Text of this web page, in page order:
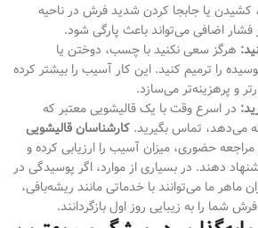
کشیدن یا جابجا کردن شدید فرش در ناحیه
اضافی می‌تواند باعث پارگی شود.
هرگز سعی نکنید با چسب، دوختن یا
را ترمیم کنید. این کار آسیب را بیشتر کرده
و پرهزینه‌تر می‌سازد.
در اسرع وقت با یک قالیشویی معتبر که
می‌دهد، تماس بگیرید. کارشناسان قالیشویی
مراجعه حضوری، میزان آسیب را ارزیابی کرده و
دهند. در بسیاری از موارد، اگر پوسیدگی در
ماهر ما می‌توانند با خدماتی مانند ریشه‌بافی،
شما را به زیبایی روز اول بازگردانند.